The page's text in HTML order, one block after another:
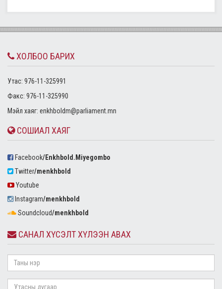
ХОЛБОО БАРИХ
Утас: 976-11-325991
Факс: 976-11-325990
Mэйл хаяг: enkhboldm@parliament.mn
СОШИАЛ ХАЯГ
Facebook/Enkhbold.Miyegombo
Twitter/menkhbold
Youtube
Instagram/menkhbold
Soundcloud/menkhbold
САНАЛ ХҮСЭЛТ ХҮЛЭЭН АВАХ